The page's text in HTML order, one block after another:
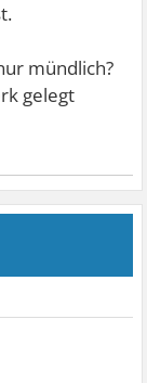
mündlich?
gelegt